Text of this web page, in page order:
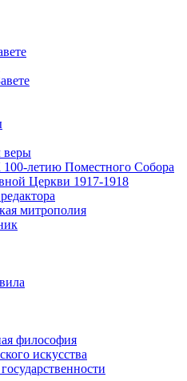
веры
летию Поместного Собора
Церкви 1917-1918
митрополия
философия
искусства